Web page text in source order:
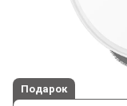
Подарок